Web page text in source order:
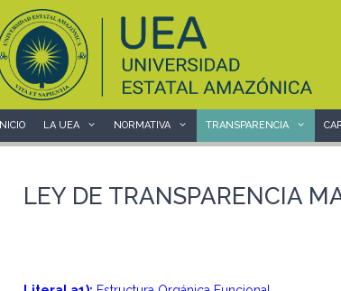
INICIO LA UEA NORMATIVA TRANSPARENCIA
LEY DE TRANSPARENCIA